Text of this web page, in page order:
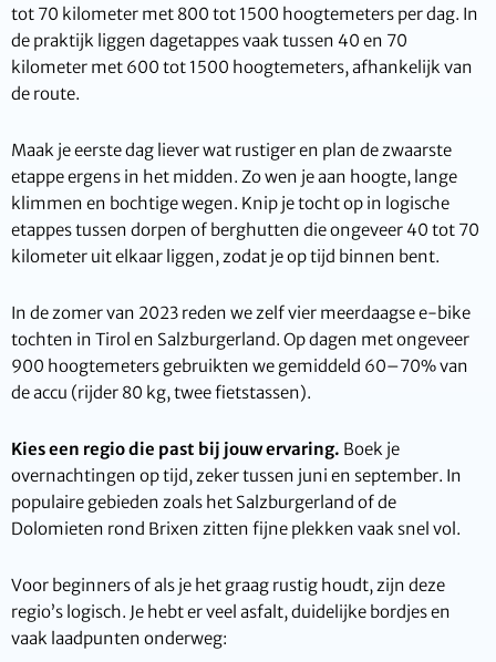
tot 70 kilometer met 800 tot 1500 hoogtemeters per dag. In
de praktijk liggen dagetappes vaak tussen 40 en 70
kilometer met 600 tot 1500 hoogtemeters, afhankelijk van
de route.
Maak je eerste dag liever wat rustiger en plan de zwaarste
etappe ergens in het midden. Zo wen je aan hoogte, lange
klimmen en bochtige wegen. Knip je tocht op in logische
etappes tussen dorpen of berghutten die ongeveer 40 tot 70
kilometer uit elkaar liggen, zodat je op tijd binnen bent.
In de zomer van 2023 reden we zelf vier meerdaagse e-bike
tochten in Tirol en Salzburgerland. Op dagen met ongeveer
900 hoogtemeters gebruikten we gemiddeld 60–70% van
de accu (rijder 80 kg, twee fietstassen).
Kies een regio die past bij jouw ervaring. Boek je
overnachtingen op tijd, zeker tussen juni en september. In
populaire gebieden zoals het Salzburgerland of de
Dolomieten rond Brixen zitten fijne plekken vaak snel vol.
Voor beginners of als je het graag rustig houdt, zijn deze
regio’s logisch. Je hebt er veel asfalt, duidelijke bordjes en
vaak laadpunten onderweg: